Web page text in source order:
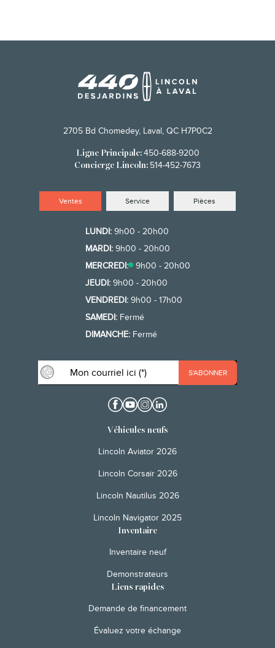
2705 Bd Chomedey, Laval, QC H7P0C2
Ligne Principale: 450-688-9200
Concierge Lincoln: 514-452-7673
Ventes Service Pièces
LUNDI: 9h00 - 20h00
MARDI: 9h00 - 20h00
MERCREDI:
9h00 - 20h00
JEUDI: 9h00 - 20h00
VENDREDI: 9h00 - 17h00
SAMEDI: Fermé
DIMANCHE: Fermé
Véhicules neufs
Lincoln Aviator 2026
Lincoln Corsair 2026
Lincoln Nautilus 2026
Lincoln Navigator 2025
Inventaire
Inventaire neuf
Demonstrateurs
Liens rapides
Demande de financement
Évaluez votre échange